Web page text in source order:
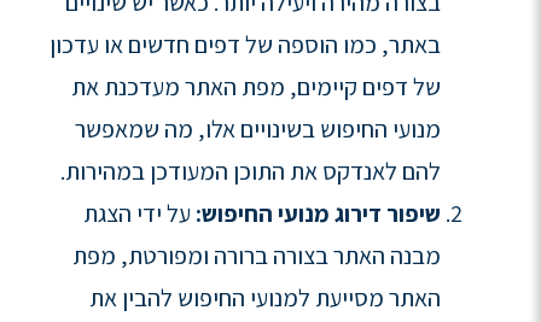
באתר, כמו הוספה של דפים חדשים או עדכון
של דפים קיימים, מפת האתר מעדכנת את
מנועי החיפוש בשינויים אלו, מה שמאפשר
להם לאנדקס את התוכן המעודכן במהירות.
שיפור דירוג מנועי החיפוש: על ידי הצגת
מבנה האתר בצורה ברורה ומפורטת, מפת
האתר מסייעת למנועי החיפוש להבין את